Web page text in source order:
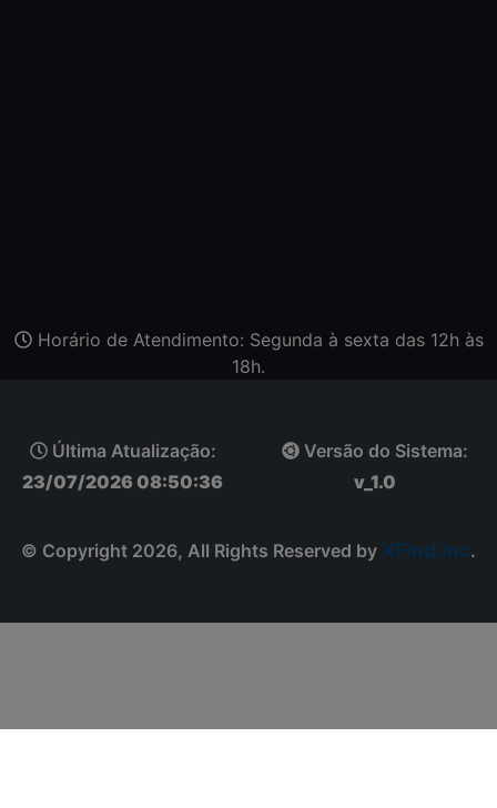
Horário de Atendimento: Segunda à sexta das 12h às
18h.
Última Atualização:
23/07/2026 08:50:36
Versão do Sistema:
v_1.0
© Copyright 2026, All Rights Reserved by XFind.inc.